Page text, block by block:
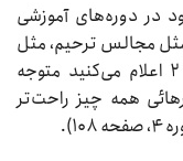
در دوره‌های آموزشی
مجالس ترحیم، مثل
تشیع جنازه‌ها وقتی شما تشعشع مثبت ۲ اعلام می‌کنید متوجه
همه چیز راحت‌تر